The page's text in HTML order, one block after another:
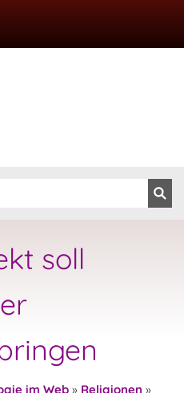
soll
im Web » Religionen »